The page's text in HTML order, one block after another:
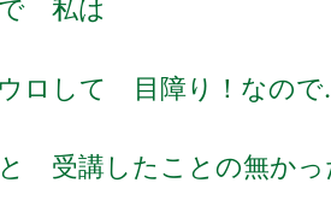
私は
ウロして 目障り！なの
受講したことの無かっ